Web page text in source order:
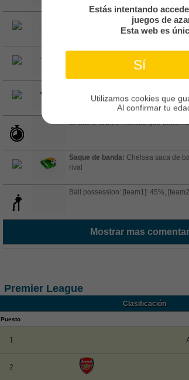
Disparo detenido de
Fuera de juego:Fuera de juego de
campo rival
El cuarto árbitro muestra que deben
Saque de banda: Chelsea saca de
rival
Ball possession: [team1]: 45%,
Mostrar mas
Premier League
Clasificación
Puesto
1
2
Estás intentando
juegos de
Esta web es
Sí
Utilizamos cookies que
Al confirmar tu